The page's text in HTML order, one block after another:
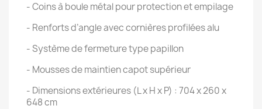
- Coins à boule métal pour protection et empilage
- Renforts d’angle avec cornières profilées alu
- Système de fermeture type papillon
- Mousses de maintien capot supérieur
- Dimensions extérieures (L x H x P) : 704 x 260 x
648 cm